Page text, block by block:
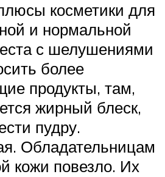
косметики для
и нормальной
с шелушениями
более
продукты, там,
жирный блеск,
пудру.
Обладательницам
кожи повезло. Их